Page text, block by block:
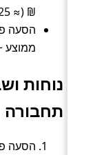
₪ (≈ 25 ₪ לשעה).
ממוצע ~2534 ₪ (≈ 567 ₪
נוחות
תחבורה
הסעה פרטית –